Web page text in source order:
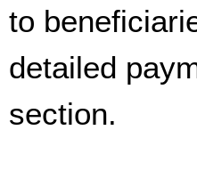
to
detailed
section.